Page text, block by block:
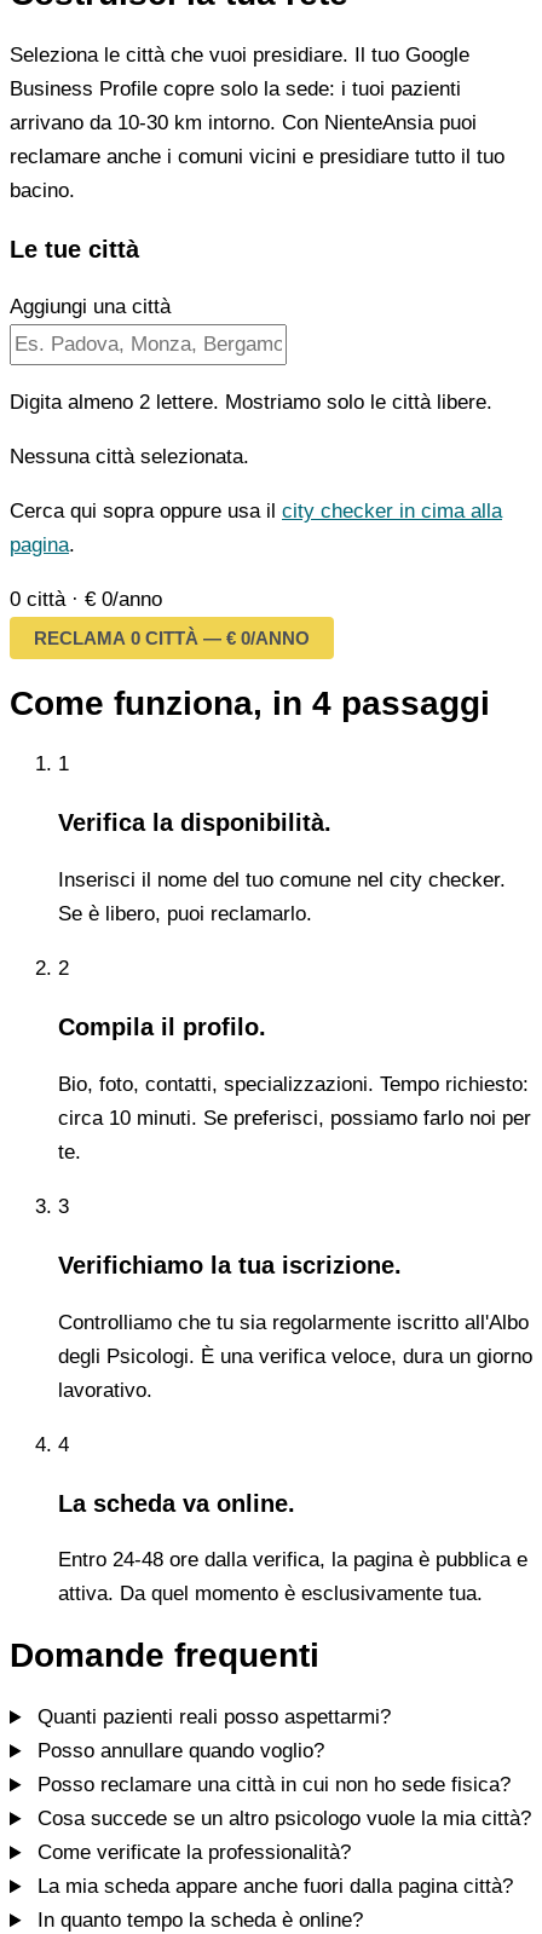
Seleziona le città che vuoi presidiare. Il tuo Google
Business Profile copre solo la sede: i tuoi pazienti
arrivano da 10-30 km intorno. Con NienteAnsia puoi
reclamare anche i comuni vicini e presidiare tutto il tuo
bacino.
Le tue città
Aggiungi una città
Digita almeno 2 lettere. Mostriamo solo le città libere.
Nessuna città selezionata.
Cerca qui sopra oppure usa il city checker in cima alla
pagina.
0 città · € 0/anno
RECLAMA 0 CITTÀ — € 0/ANNO
Come funziona, in 4 passaggi
1
Verifica la disponibilità.
Inserisci il nome del tuo comune nel city checker.
Se è libero, puoi reclamarlo.
2
Compila il profilo.
Bio, foto, contatti, specializzazioni. Tempo richiesto:
circa 10 minuti. Se preferisci, possiamo farlo noi per
te.
3
Verifichiamo la tua iscrizione.
Controlliamo che tu sia regolarmente iscritto all'Albo
degli Psicologi. È una verifica veloce, dura un giorno
lavorativo.
4
La scheda va online.
Entro 24-48 ore dalla verifica, la pagina è pubblica e
attiva. Da quel momento è esclusivamente tua.
Domande frequenti
Quanti pazienti reali posso aspettarmi?
Posso annullare quando voglio?
Posso reclamare una città in cui non ho sede fisica?
Cosa succede se un altro psicologo vuole la mia città?
Come verificate la professionalità?
La mia scheda appare anche fuori dalla pagina città?
In quanto tempo la scheda è online?